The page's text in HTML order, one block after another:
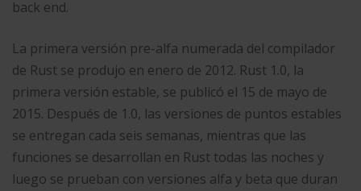
back end.
La primera versión pre-alfa numerada del compilador
de Rust se produjo en enero de 2012. Rust 1.0, la
primera versión estable, se publicó el 15 de mayo de
2015. Después de 1.0, las versiones de puntos estables
se entregan cada seis semanas, mientras que las
funciones se desarrollan en Rust todas las noches y
luego se prueban con versiones alfa y beta que duran